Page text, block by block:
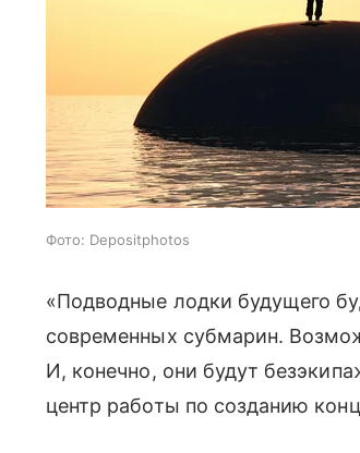
Фото: Depositphotos
«Подводные лодки будущего
современных субмарин.
И, конечно, они будут
центр работы по созданию